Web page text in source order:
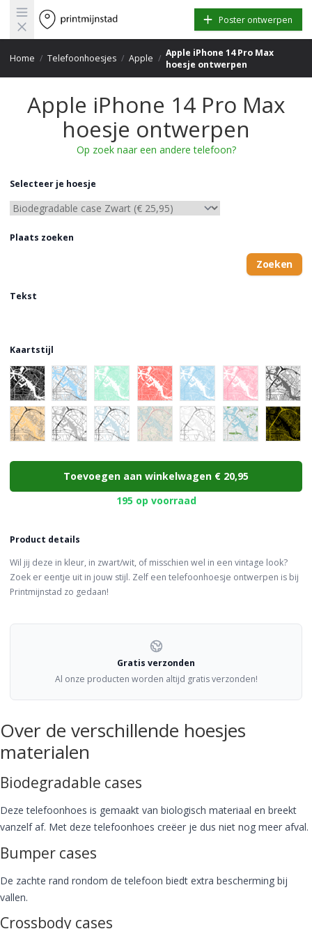
Open main menu Poster ontwerpen
Home / Telefoonhoesjes / Apple / Apple iPhone 14 Pro Max
hoesje ontwerpen
Apple iPhone 14 Pro Max
hoesje ontwerpen
Op zoek naar een andere telefoon?
Selecteer je hoesje
Plaats zoeken
Zoeken
Tekst
Kaartstijl
Choose a color
Toevoegen aan winkelwagen € 20,95
195 op voorraad
Product details
Wil jij deze in kleur, in zwart/wit, of misschien wel in een vintage look?
Zoek er eentje uit in jouw stijl. Zelf een telefoonhoesje ontwerpen is bij
Printmijnstad zo gedaan!
Gratis verzonden
Al onze producten worden altijd gratis verzonden!
Over de verschillende hoesjes
materialen
Biodegradable cases
Deze telefoonhoes is gemaakt van biologisch materiaal en breekt
vanzelf af. Met deze telefoonhoes creëer je dus niet nog meer afval.
Bumper cases
De zachte rand rondom de telefoon biedt extra bescherming bij
vallen.
Crossbody cases